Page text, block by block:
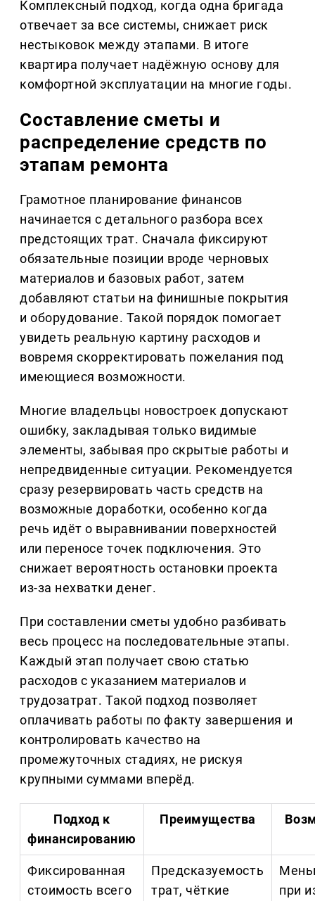
Комплексный подход, когда одна бригада
отвечает за все системы, снижает риск
нестыковок между этапами. В итоге
квартира получает надёжную основу для
комфортной эксплуатации на многие годы.
Составление сметы и
распределение средств по
этапам ремонта
Грамотное планирование финансов
начинается с детального разбора всех
предстоящих трат. Сначала фиксируют
обязательные позиции вроде черновых
материалов и базовых работ, затем
добавляют статьи на финишные покрытия
и оборудование. Такой порядок помогает
увидеть реальную картину расходов и
вовремя скорректировать пожелания под
имеющиеся возможности.
Многие владельцы новостроек допускают
ошибку, закладывая только видимые
элементы, забывая про скрытые работы и
непредвиденные ситуации. Рекомендуется
сразу резервировать часть средств на
возможные доработки, особенно когда
речь идёт о выравнивании поверхностей
или переносе точек подключения. Это
снижает вероятность остановки проекта
из-за нехватки денег.
При составлении сметы удобно разбивать
весь процесс на последовательные этапы.
Каждый этап получает свою статью
расходов с указанием материалов и
трудозатрат. Такой подход позволяет
оплачивать работы по факту завершения и
контролировать качество на
промежуточных стадиях, не рискуя
крупными суммами вперёд.
Подход к
финансированию
Преимущества
Фиксированная
стоимость всего
Предсказуемость
трат, чёткие
при